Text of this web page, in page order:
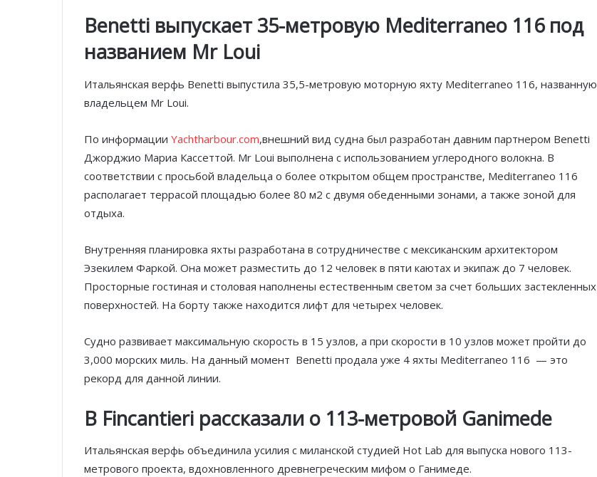
Benetti выпускает 35-метровую Mediterraneo 116 под
названием Mr Loui
Итальянская верфь Benetti выпустила 35,5-метровую моторную яхту Mediterraneo 116, названную
владельцем Mr Loui.
По информации Yachtharbour.com,внешний вид судна был разработан давним партнером Benetti
Джорджио Мариа Кассеттой. Mr Loui выполнена с использованием углеродного волокна. В
соответствии с просьбой владельца о более открытом общем пространстве, Mediterraneo 116
располагает террасой площадью более 80 м2 с двумя обеденными зонами, а также зоной для
отдыха.
Внутренняя планировка яхты разработана в сотрудничестве с мексиканским архитектором
Эзекилем Фаркой. Она может разместить до 12 человек в пяти каютах и экипаж до 7 человек.
Просторные гостиная и столовая наполнены естественным светом за счет больших застекленных
поверхностей. На борту также находится лифт для четырех человек.
Судно развивает максимальную скорость в 15 узлов, а при скорости в 10 узлов может пройти до
3,000 морских миль. На данный момент Benetti продала уже 4 яхты Mediterraneo 116 — это
рекорд для данной линии.
В Fincantieri рассказали о 113-метровой Ganimede
Итальянская верфь объединила усилия с миланской студией Hot Lab для выпуска нового 113-
метрового проекта, вдохновленного древнегреческим мифом о Ганимеде.